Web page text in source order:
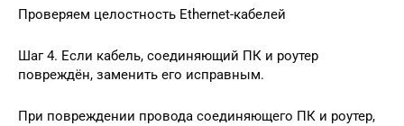
Проверяем целостность Ethernet-кабелей
Шаг 4. Если кабель, соединяющий ПК и роутер
повреждён, заменить его исправным.
При повреждении провода соединяющего ПК и роутер,